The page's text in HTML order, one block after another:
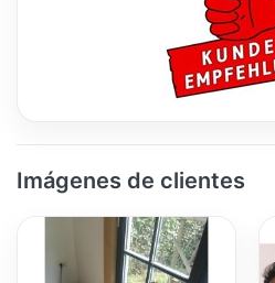
Imágenes de clientes